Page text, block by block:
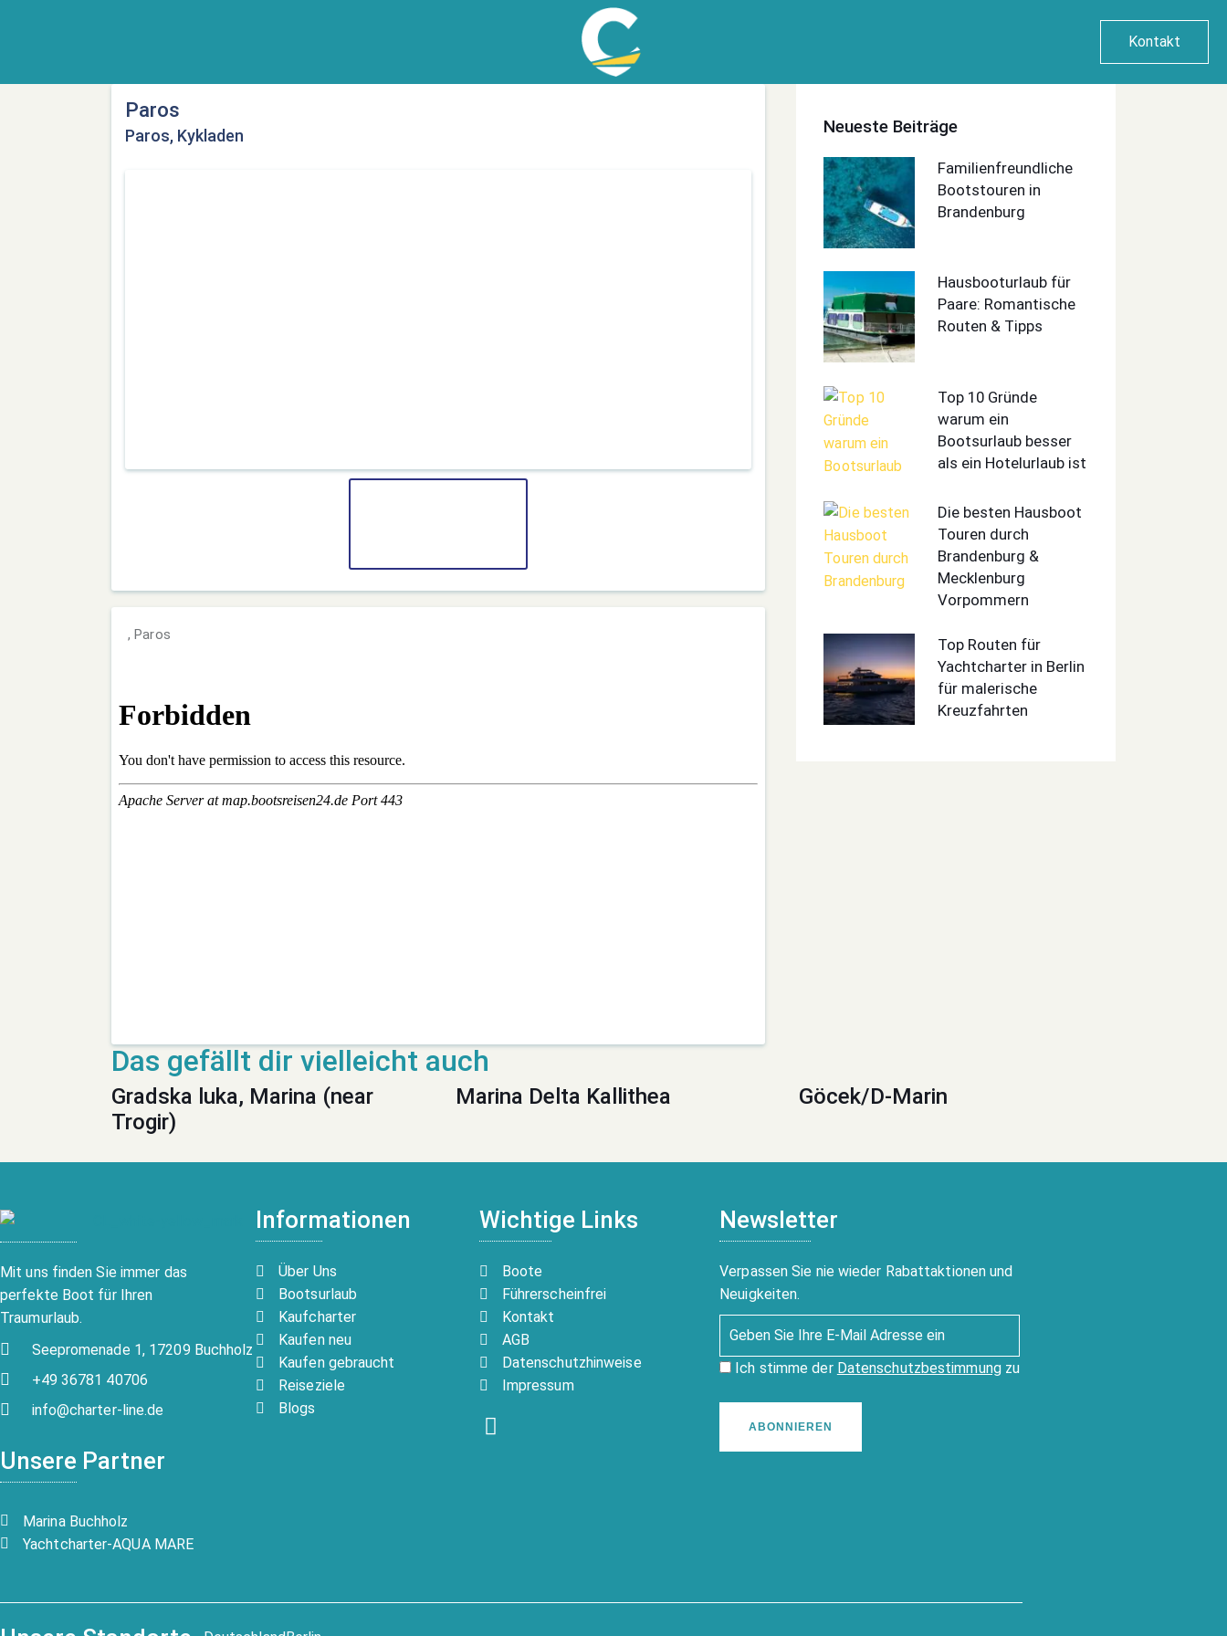
Kontakt
Paros
Paros, Kykladen
, Paros
Neueste Beiträge
Familienfreundliche
Bootstouren in
Brandenburg
Hausbooturlaub für
Paare: Romantische
Routen & Tipps
Top 10 Gründe
warum ein
Bootsurlaub besser
als ein Hotelurlaub ist
Die besten Hausboot
Touren durch
Brandenburg &
Mecklenburg
Vorpommern
Top Routen für
Yachtcharter in Berlin
für malerische
Kreuzfahrten
Gradska luka, Marina (near
Trogir)
Marina Delta Kallithea Göcek/D-Marin
Mit uns finden Sie immer das
perfekte Boot für Ihren
Traumurlaub.
Seepromenade 1, 17209 Buchholz
+49 36781 40706
info@charter-line.de
Unsere Partner
Marina Buchholz
Yachtcharter-AQUA MARE
Informationen
Über Uns
Bootsurlaub
Kaufcharter
Kaufen neu
Kaufen gebraucht
Reiseziele
Blogs
Wichtige Links
Boote
Führerscheinfrei
Kontakt
AGB
Datenschutzhinweise
Impressum
Newsletter
Verpassen Sie nie wieder Rabattaktionen und
Neuigkeiten.
Ich stimme der Datenschutzbestimmungzu
ABONNIEREN